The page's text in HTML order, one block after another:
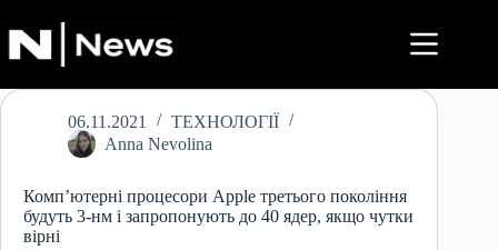
до
вмісту
06.11.2021
ТЕХНОЛОГІЇ
Anna Nevolina
Комп’ютерні процесори Apple третього покоління
будуть 3-нм і запропонують до 40 ядер, якщо чутки
вірні